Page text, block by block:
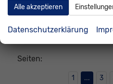
Seite:
Seiten:
1 ... 3
Alle akzeptieren
Datenschutzerklärung